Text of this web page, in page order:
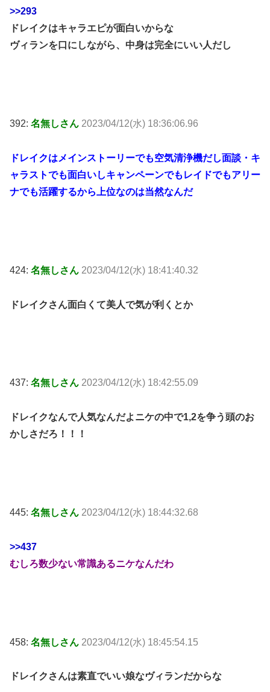
>>293
ドレイクはキャラエピが面白いからな
ヴィランを口にしながら、中身は完全にいい人だし
392: 名無しさん 2023/04/12(水) 18:36:06.96
ドレイクはメインストーリーでも空気清浄機だし面談・キ
ャラストでも面白いしキャンペーンでもレイドでもアリー
ナでも活躍するから上位なのは当然なんだ
424: 名無しさん 2023/04/12(水) 18:41:40.32
ドレイクさん面白くて美人で気が利くとか
437: 名無しさん 2023/04/12(水) 18:42:55.09
ドレイクなんで人気なんだよニケの中で1,2を争う頭のお
かしさだろ！！！
445: 名無しさん 2023/04/12(水) 18:44:32.68
>>437
むしろ数少ない常識あるニケなんだわ
458: 名無しさん 2023/04/12(水) 18:45:54.15
ドレイクさんは素直でいい娘なヴィランだからな